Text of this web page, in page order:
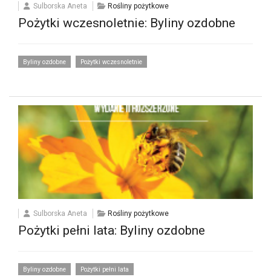
Sulborska Aneta Rośliny pożytkowe
Pożytki wczesnoletnie: Byliny ozdobne
Byliny ozdobne Pożytki wczesnoletnie
Sulborska Aneta Rośliny pożytkowe
Pożytki pełni lata: Byliny ozdobne
Byliny ozdobne Pożytki pełni lata